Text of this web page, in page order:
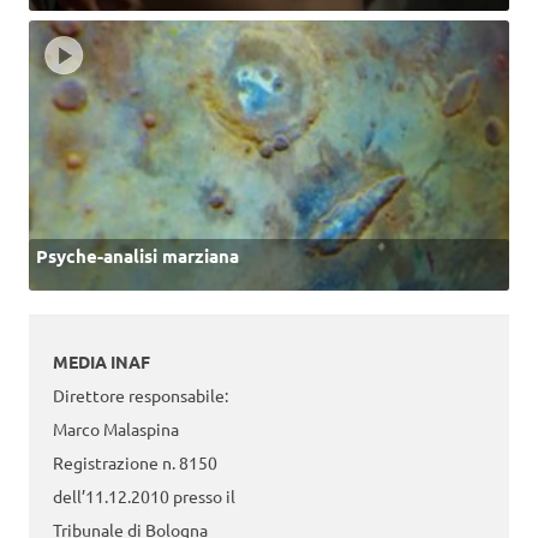
Psyche-analisi marziana
MEDIA INAF
Direttore responsabile:
Marco Malaspina
Registrazione n. 8150
dell’11.12.2010 presso il
Tribunale di Bologna